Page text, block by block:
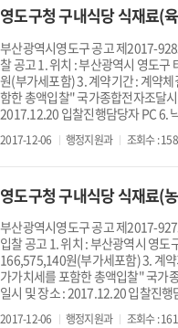
영도구청 구내식당 식재료(
부산광역시영도구 공고 제2017-
찰 공고 1. 위치 : 부산광역시 영도
원(부가세포함) 3. 계약기간 : 계약
함한 총액입찰" 국가종합전자조달
2017.12.20 입찰진행담당자 PC 6.
2017-12-06 행정지원과 조회수 :
영도구청 구내식당 식재료(
부산광역시영도구 공고 제2017-
입찰 공고 1. 위치 : 부산광역시 영
166,575,140원(부가세포함) 3. 계
가가치세를 포함한 총액입찰" 국
일시 및 장소 : 2017.12.20 입찰진행
2017-12-06 행정지원과 조회수 :